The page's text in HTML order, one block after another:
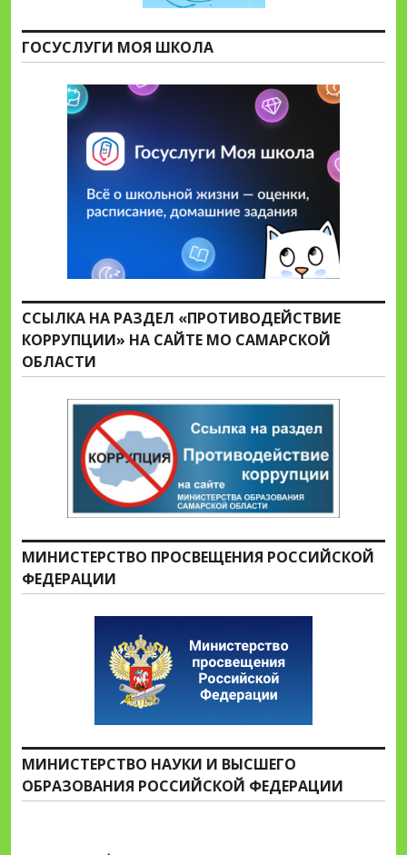
ГОСУСЛУГИ МОЯ ШКОЛА
ССЫЛКА НА РАЗДЕЛ «ПРОТИВОДЕЙСТВИЕ
КОРРУПЦИИ» НА САЙТЕ МО САМАРСКОЙ
ОБЛАСТИ
МИНИСТЕРСТВО ПРОСВЕЩЕНИЯ РОССИЙСКОЙ
ФЕДЕРАЦИИ
МИНИСТЕРСТВО НАУКИ И ВЫСШЕГО
ОБРАЗОВАНИЯ РОССИЙСКОЙ ФЕДЕРАЦИИ